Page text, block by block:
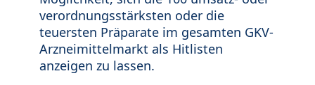
verordnungsstärksten oder die
teuersten Präparate im gesamten GKV-
Arzneimittelmarkt als Hitlisten
anzeigen zu lassen.